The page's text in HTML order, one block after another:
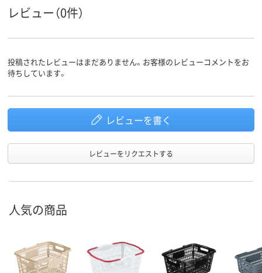
レビュー（0件）
投稿されたレビューはまだありません。お客様のレビューコメントをお
待ちしています。
レビューを書く
レビューをリクエストする
人気の商品